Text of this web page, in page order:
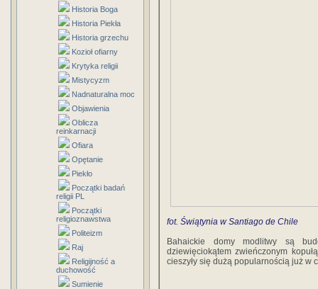
Historia Boga
Historia Piekła
Historia grzechu
Kozioł ofiarny
Krytyka religii
Mistycyzm
Nadnaturalna moc
Objawienia
Oblicza
reinkarnacji
Ofiara
Opętanie
Piekło
Początki badań
religii PL
Początki
religioznawstwa
Politeizm
Raj
Religijność a
duchowość
Sumienie
fot. Świątynia w Santiago de Chile
Bahaickie domy modlitwy są
dziewięciokątem zwieńczonym
cieszyły się dużą popularnością już w